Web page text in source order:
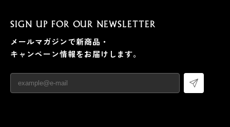
SIGN UP FOR OUR NEWSLETTER
メールマガジンで新商品・
キャンペーン情報をお届けします。